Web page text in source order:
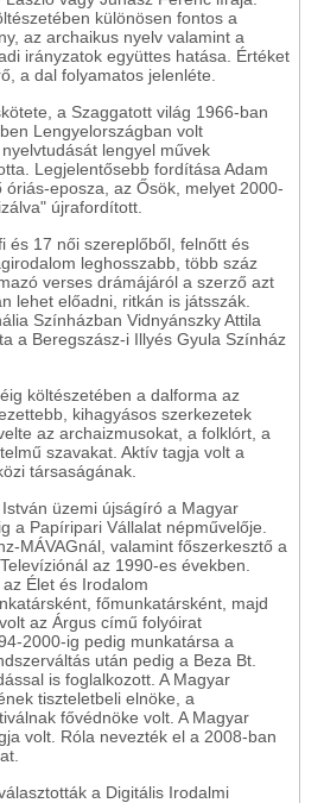
különösen fontos a
az archaikus nyelv valamint a
irányzatok együttes hatása. Értéket
a dal folyamatos jelenléte.
a Szaggatott világ 1966-ban
Lengyelországban volt
lengyel művek
Legjelentősebb fordítása Adam
óriás-eposza, az Ősök, melyet 2000-
újrafordított.
és 17 női szereplőből, felnőtt és
leghosszabb, több száz
verses drámájáról a szerző azt
lehet előadni, ritkán is játsszák.
Színházban Vidnyánszky Attila
a Beregszász-i Illyés Gyula Színház
költészetében a dalforma az
kihagyásos szerkezetek
az archaizmusokat, a folklórt, a
szavakat. Aktív tagja volt a
társaságának.
üzemi újságíró a Magyar
a Papíripari Vállalat népművelője.
MÁVAGnál, valamint főszerkesztő a
az 1990-es években.
Élet és Irodalom
főmunkatársként, majd
az Árgus című folyóirat
2000-ig pedig munkatársa a
után pedig a Beza Bt.
is foglalkozott. A Magyar
tiszteletbeli elnöke, a
fővédnöke volt. A Magyar
volt. Róla nevezték el a 2008-ban
a Digitális Irodalmi